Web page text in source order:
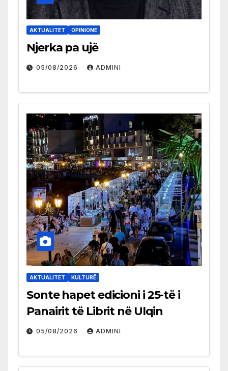
AKTUALITET OPINIONE
Njerka pa ujë
05/08/2026 ADMINI
AKTUALITET KULTURË
Sonte hapet edicioni i 25-të i
Panairit të Librit në Ulqin
05/08/2026 ADMINI